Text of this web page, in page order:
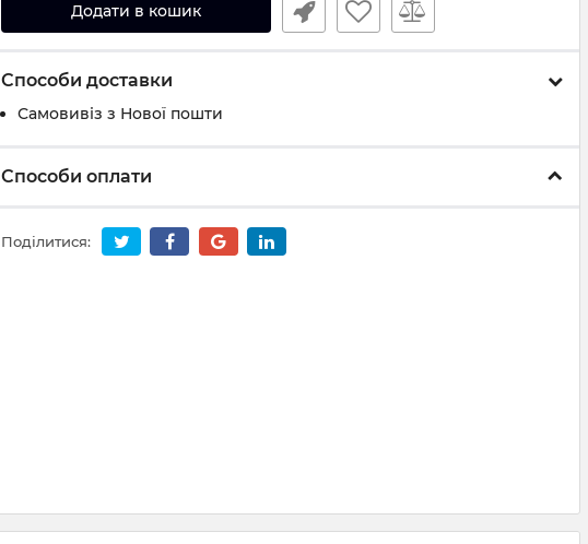
Додати в кошик
Способи доставки
Самовивіз з Нової пошти
Способи оплати
Поділитися: